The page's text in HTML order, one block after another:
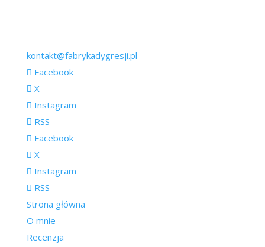
kontakt@fabrykadygresji.pl
Facebook
X
Instagram
RSS
Facebook
X
Instagram
RSS
Strona główna
O mnie
Recenzja